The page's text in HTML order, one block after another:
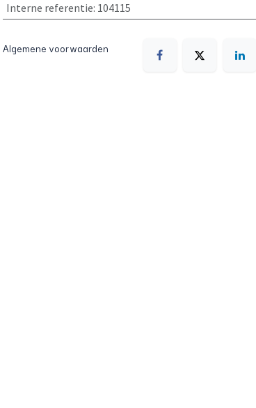
Interne referentie: 104115
Algemene voorwaarden